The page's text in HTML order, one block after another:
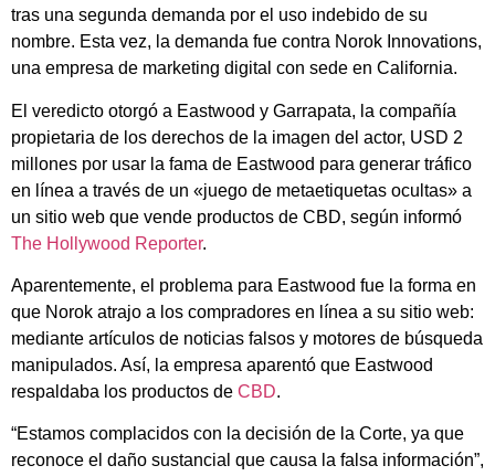
tras una segunda demanda por el uso indebido de su
nombre. Esta vez, la demanda fue contra Norok Innovations,
una empresa de marketing digital con sede en California.
El veredicto otorgó a Eastwood y Garrapata, la compañía
propietaria de los derechos de la imagen del actor, USD 2
millones por usar la fama de Eastwood para generar tráfico
en línea a través de un «juego de metaetiquetas ocultas» a
un sitio web que vende productos de CBD, según informó
The Hollywood Reporter.
Aparentemente, el problema para Eastwood fue la forma en
que Norok atrajo a los compradores en línea a su sitio web:
mediante artículos de noticias falsos y motores de búsqueda
manipulados. Así, la empresa aparentó que Eastwood
respaldaba los productos de CBD.
“Estamos complacidos con la decisión de la Corte, ya que
reconoce el daño sustancial que causa la falsa información”,